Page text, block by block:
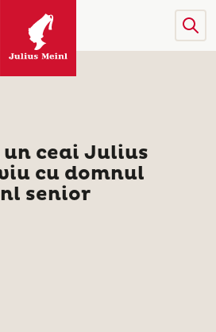
ceai Julius
cu domnul
senior